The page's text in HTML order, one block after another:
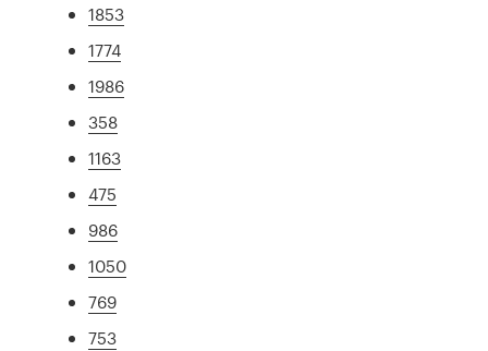
1853
1774
1986
358
1163
475
986
1050
769
753